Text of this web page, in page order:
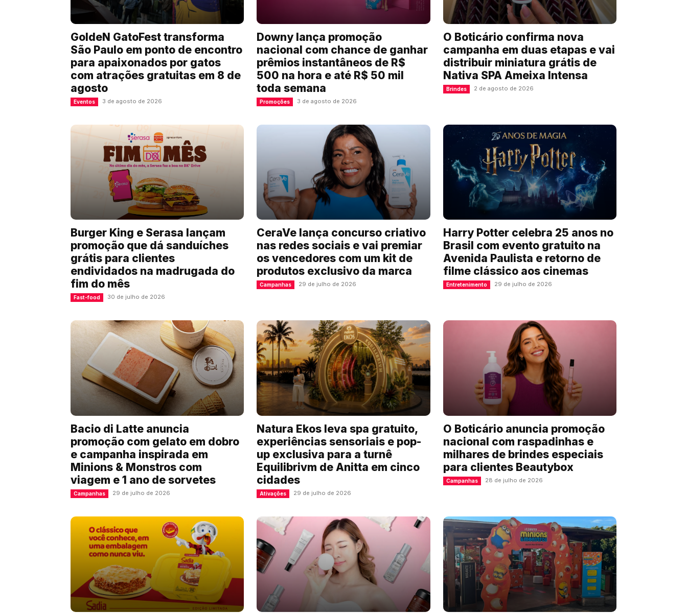
GoldeN GatoFest transforma
São Paulo em ponto de encontro
para apaixonados por gatos
com atrações gratuitas em 8 de
agosto
Eventos 3 de agosto de 2026
Downy lança promoção
nacional com chance de ganhar
prêmios instantâneos de R$
500 na hora e até R$ 50 mil
toda semana
Promoções 3 de agosto de 2026
O Boticário confirma nova
campanha em duas etapas e vai
distribuir miniatura grátis de
Nativa SPA Ameixa Intensa
Brindes 2 de agosto de 2026
Burger King e Serasa lançam
promoção que dá sanduíches
grátis para clientes
endividados na madrugada do
fim do mês
Fast-food 30 de julho de 2026
CeraVe lança concurso criativo
nas redes sociais e vai premiar
os vencedores com um kit de
produtos exclusivo da marca
Campanhas 29 de julho de 2026
Harry Potter celebra 25 anos no
Brasil com evento gratuito na
Avenida Paulista e retorno de
filme clássico aos cinemas
Entretenimento 29 de julho de 2026
Bacio di Latte anuncia
promoção com gelato em dobro
e campanha inspirada em
Minions & Monstros com
viagem e 1 ano de sorvetes
Campanhas 29 de julho de 2026
Natura Ekos leva spa gratuito,
experiências sensoriais e pop-
up exclusiva para a turnê
Equilibrivm de Anitta em cinco
cidades
Ativações 29 de julho de 2026
O Boticário anuncia promoção
nacional com raspadinhas e
milhares de brindes especiais
para clientes Beautybox
Campanhas 28 de julho de 2026